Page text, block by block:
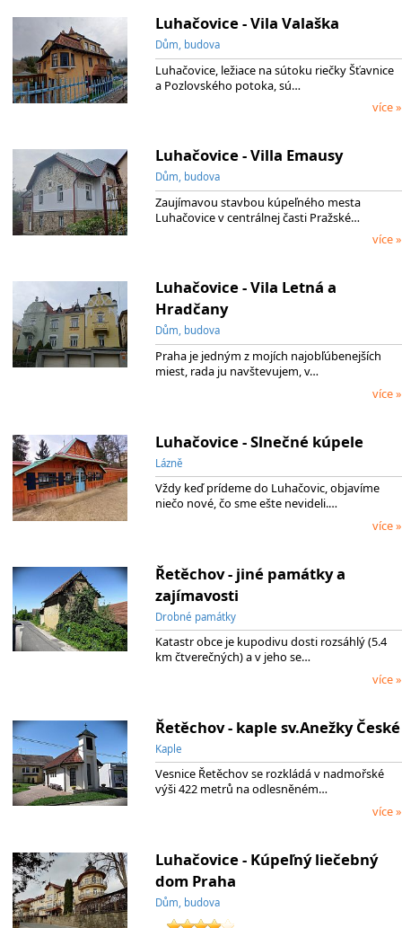
Luhačovice - Vila Valaška
Dům, budova
Luhačovice, ležiace na sútoku riečky Šťavnice
a Pozlovského potoka, sú…
více »
Luhačovice - Villa Emausy
Dům, budova
Zaujímavou stavbou kúpeľného mesta
Luhačovice v centrálnej časti Pražské…
více »
Luhačovice - Vila Letná a
Hradčany
Dům, budova
Praha je jedným z mojích najobľúbenejších
miest, rada ju navštevujem, v…
více »
Luhačovice - Slnečné kúpele
Lázně
Vždy keď prídeme do Luhačovic, objavíme
niečo nové, čo sme ešte nevideli.…
více »
Řetěchov - jiné památky a
zajímavosti
Drobné památky
Katastr obce je kupodivu dosti rozsáhlý (5.4
km čtverečných) a v jeho se…
více »
Řetěchov - kaple sv.Anežky České
Kaple
Vesnice Řetěchov se rozkládá v nadmořské
výši 422 metrů na odlesněném…
více »
Luhačovice - Kúpeľný liečebný
dom Praha
Dům, budova